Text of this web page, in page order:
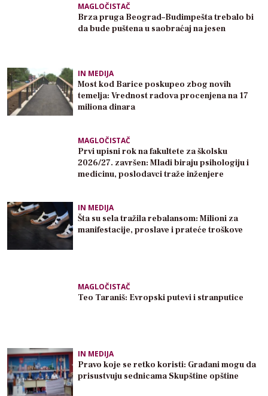
MAGLOČISTAČ
Brza pruga Beograd–Budimpešta trebalo bi
da bude puštena u saobraćaj na jesen
IN MEDIJA
Most kod Barice poskupeo zbog novih
temelja: Vrednost radova procenjena na 17
miliona dinara
MAGLOČISTAČ
Prvi upisni rok na fakultete za školsku
2026/27. završen: Mladi biraju psihologiju i
medicinu, poslodavci traže inženjere
IN MEDIJA
Šta su sela tražila rebalansom: Milioni za
manifestacije, proslave i prateće troškove
MAGLOČISTAČ
Teo Taraniš: Evropski putevi i stranputice
IN MEDIJA
Pravo koje se retko koristi: Građani mogu da
prisustvuju sednicama Skupštine opštine